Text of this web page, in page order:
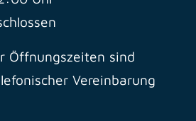
Öffnungszeiten sind
Vereinbarung